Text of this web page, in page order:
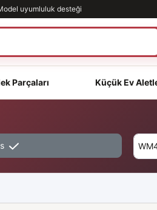
uyumluluk desteği
Parçaları Küçük Ev